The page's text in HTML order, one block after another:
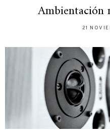
Ambientación
21